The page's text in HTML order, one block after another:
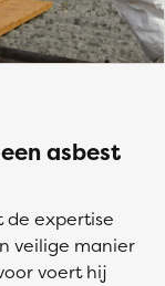
asbest
de expertise
veilige manier
voert hij